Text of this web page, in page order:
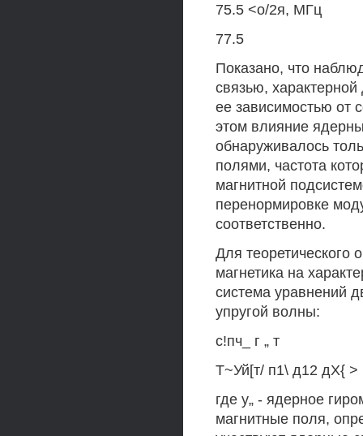
75.5 <о/2я, МГц
77.5
Показано, что
связью,
ее зависимостью от
этом влияние
обнаруживалось
полями, частота
магнитной
перенормировке
соответственно.
Для теоретического
магнетика на
система уравнений
упругой волны:
с!пч_ г „ т
Т~Уй[т/ п1\ д12 дХ{ >
где у„ - ядерное
магнитные поля,